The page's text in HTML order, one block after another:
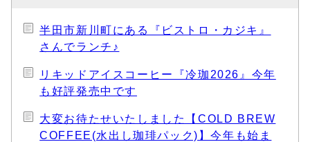
半田市新川町にある『ビストロ・カジキ』
さんでランチ♪
リキッドアイスコーヒー『冷珈2026』今年
も好評発売中です
大変お待たせいたしました【COLD BREW
COFFEE(水出し珈琲パック)】今年も始ま